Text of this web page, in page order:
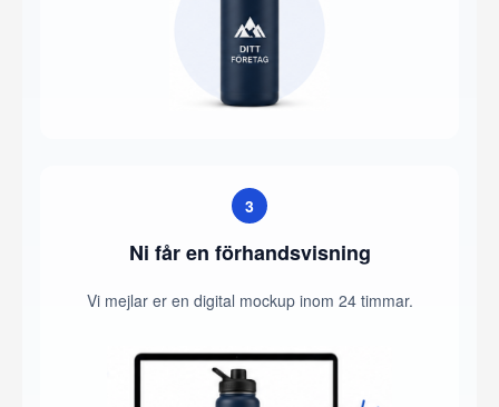
3
Ni får en förhandsvisning
Vi mejlar er en digital mockup inom 24 timmar.